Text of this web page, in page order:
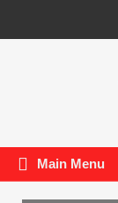
Main Menu